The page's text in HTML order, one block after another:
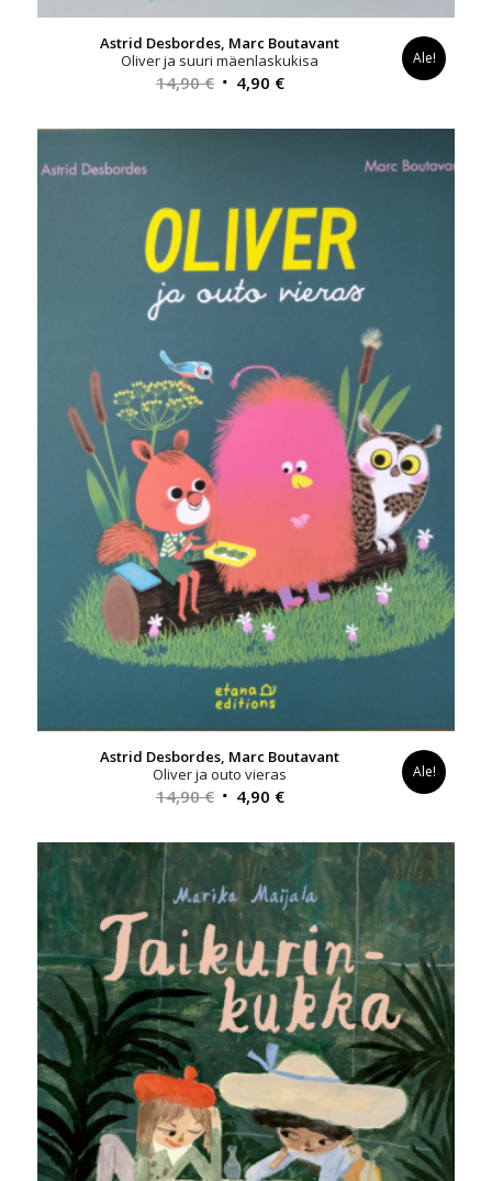
Astrid Desbordes, Marc Boutavant
Oliver ja suuri mäenlaskukisa
14,90€ Alkuperäinen
oli:
4,90 €Nykyinen
on:
Ale!
Astrid Desbordes, Marc Boutavant
Oliver ja outo vieras
14,90€ Alkuperäinen
oli:
14,90 €.
4,90 €Nykyinen
on:
4,90 €.
Ale!